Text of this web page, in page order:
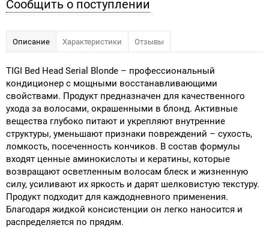
Сообщить о поступлении
Описание Характеристики Отзывы
TIGI Bed Head Serial Blonde – профессиональный
кондиционер с мощными восстанавливающими
свойствами. Продукт предназначен для качественного
ухода за волосами, окрашенными в блонд. Активные
вещества глубоко питают и укрепляют внутренние
структуры, уменьшают признаки повреждений – сухость,
ломкость, посеченность кончиков. В состав формулы
входят ценные аминокислоты и кератины, которые
возвращают осветленным волосам блеск и жизненную
силу, усиливают их яркость и дарят шелковистую текстуру.
Продукт подходит для каждодневного применения.
Благодаря жидкой консистенции он легко наносится и
распределяется по прядям.